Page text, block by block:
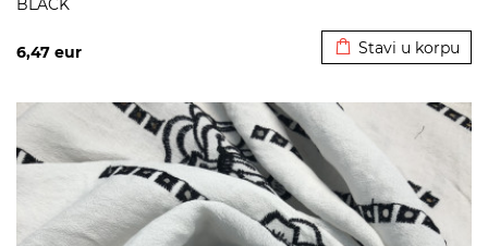
BLACK
6,47 eur Stavi u korpu